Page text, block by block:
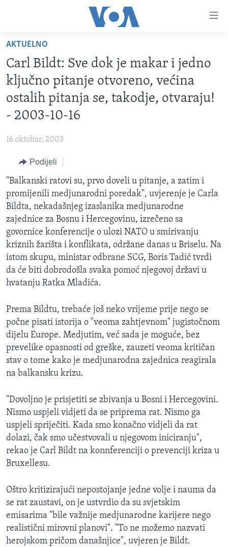
glavni
sadržaj
Pređi
na
glavnu
navigaciju
na
TV PROGRAM
VIDEO
FOTOGRAFIJE DANA
VIJESTI
SVIJET
SPECIJALNI PROJEKTI
KORUPCIJA
SLOBODA MEDIJA
ŽENSKA STRANA
IZBJEGLIČKA STRANA
MAGAZIN
O GLASU AMERIKE
Learning English
PRATITE NAS
Jezici
AKTUELNO
Carl Bildt: Sve dok je makar i jedno
ključno pitanje otvoreno, većina
ostalih pitanja se, takodje, otvaraju!
- 2003-10-16
16 oktobar, 2003
Podijeli
"Balkanski ratovi su, prvo doveli u pitanje, a zatim i
promijenili medjunarodni poredak", uvjerenje je Carla
Bildta, nekadašnjeg izaslanika medjunarodne
zajednice za Bosnu i Hercegovinu, izrečeno sa
govornice konferencije o ulozi NATO u smirivanju
kriznih žarišta i konflikata, održane danas u Briselu. Na
istom skupu, ministar odbrane SCG, Boris Tadić tvrdi
da će biti dobrodošla svaka pomoć njegovoj državi u
hvatanju Ratka Mladića.
Prema Bildtu, trebaće još neko vrijeme prije nego se
počne pisati istorija o "veoma zahtjevnom" jugistočnom
dijelu Europe. Medjutim, već sada je moguće, bez
prevelike opasnosti od greške, zauzeti veoma kritičan
stav o tome kako je medjunarodna zajednica reagirala
na balkansku krizu.
"Dovoljno je prisjetiti se zbivanja u Bosni i Hercegovini.
Nismo uspjeli vidjeti da se priprema rat. Nismo ga
uspjeli spriječiti. Kada smo konačno vidjeli da rat
dolazi, čak smo učestvovali u njegovom iniciranju",
rekao je Carl Bildt na konnferenciji o prevenciji kriza u
Bruxellesu.
Oštro kritizirajući nepostojanje jedne volje i nauma da
se rat zaustavi, on je ustvrdio da su svjetskim
emisarima "bile važnije medjunarodne karijere nego
realistični mirovni planovi". "To ne možemo nazvati
herojskom pričom današnjice", uvjeren je Bildt.